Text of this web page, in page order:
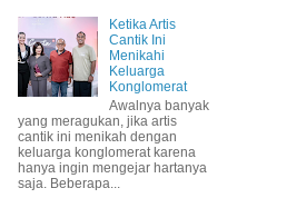
Ketika Artis
Cantik Ini
Menikahi
Keluarga
Konglomerat
Awalnya banyak
yang meragukan, jika artis
cantik ini menikah dengan
keluarga konglomerat karena
hanya ingin mengejar hartanya
saja. Beberapa...